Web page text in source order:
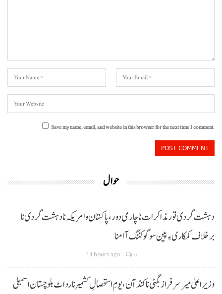
Save my name, email, and website in this browser for the next time I comment.
حوال
دہشت گردی تور مذاکرات نا چارمی دور،پاکستان و امریکہ نا دہشت گردی نا
برخلاف کمکاری ءِ پین سوگو کننگ آ امنا
11 hours ago 0
وزیراعلیٰ میر سرفراز بگٹی نا کنڈ آن،یومِ استحصالِ کشمیر نا رد اٹ بلوچستان اسمبلی